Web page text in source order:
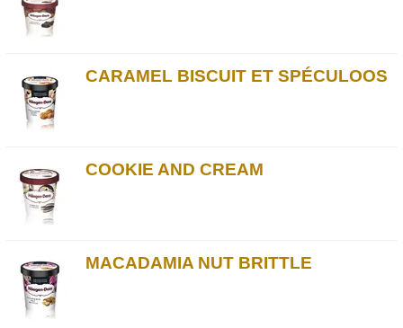
CARAMEL BISCUIT ET SPÉCULOOS
COOKIE AND CREAM
MACADAMIA NUT BRITTLE